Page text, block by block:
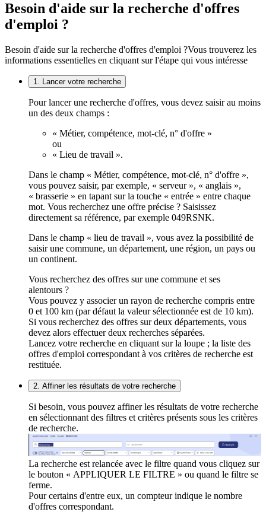
Besoin d'aide sur la recherche d'offres
d'emploi ?
Besoin d'aide sur la recherche d'offres d'emploi ?Vous trouverez les
informations essentielles en cliquant sur l'étape qui vous intéresse
1. Lancer votre recherche
Pour lancer une recherche d'offres, vous devez saisir au moins
un des deux champs :
« Métier, compétence, mot-clé, n° d'offre »
ou
« Lieu de travail ».
Dans le champ « Métier, compétence, mot-clé, n° d'offre »,
vous pouvez saisir, par exemple, « serveur », « anglais »,
« brasserie » en tapant sur la touche « entrée » entre chaque
mot. Vous recherchez une offre précise ? Saisissez
directement sa référence, par exemple 049RSNK.
Dans le champ « lieu de travail », vous avez la possibilité de
saisir une commune, un département, une région, un pays ou
un continent.
Vous recherchez des offres sur une commune et ses
alentours ?
Vous pouvez y associer un rayon de recherche compris entre
0 et 100 km (par défaut la valeur sélectionnée est de 10 km).
Si vous recherchez des offres sur deux départements, vous
devez alors effectuer deux recherches séparées.
Lancez votre recherche en cliquant sur la loupe ; la liste des
offres d'emploi correspondant à vos critères de recherche est
restituée.
2. Affiner les résultats de votre recherche
Si besoin, vous pouvez affiner les résultats de votre recherche
en sélectionnant des filtres et critères présents sous les critères
de recherche.
La recherche est relancée avec le filtre quand vous cliquez sur
le bouton « APPLIQUER LE FILTRE » ou quand le filtre se
ferme.
Pour certains d'entre eux, un compteur indique le nombre
d'offres correspondant.